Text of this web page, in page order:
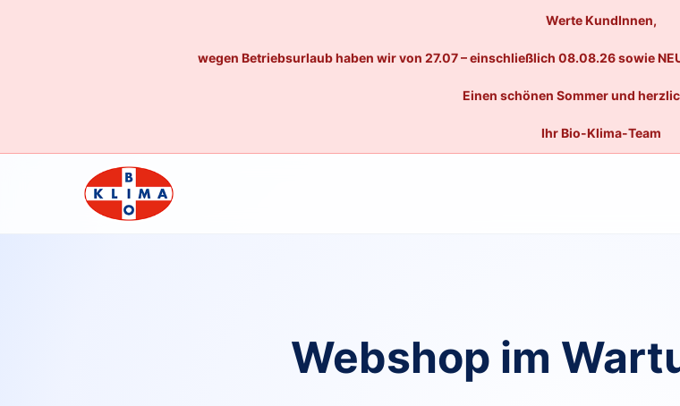
Werte KundInnen,
wegen Betriebsurlaub haben wir von 27.07 – einschließlich 08.08.26 sowie
Einen schönen Sommer und
Ihr Bio-Klima-Team
Webshop im